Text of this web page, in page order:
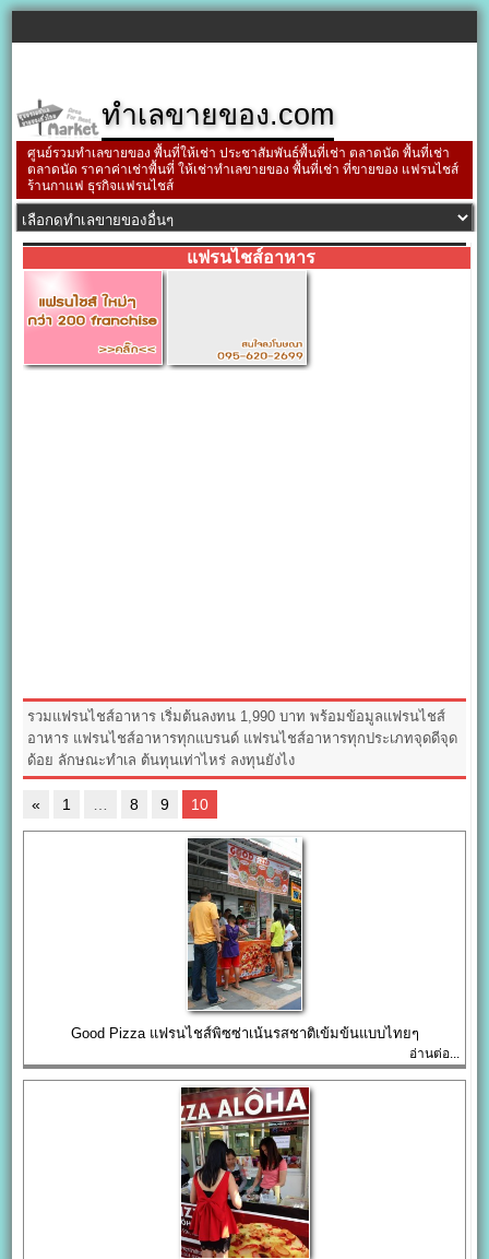
ทำเลขายของ.com
ศูนย์รวมทำเลขายของ พื้นที่ให้เช่า ประชาสัมพันธ์พื้นที่เช่า ตลาดนัด พื้นที่เช่า
ตลาดนัด ราคาค่าเช่าพื้นที่ ให้เช่าทำเลขายของ พื้นที่เช่า ที่ขายของ แฟรนไชส์
ร้านกาแฟ ธุรกิจแฟรนไชส์
แฟรนไชส์อาหาร
รวมแฟรนไชส์อาหาร เริ่มต้นลงทน 1,990 บาท พร้อมข้อมูลแฟรนไชส์
อาหาร แฟรนไชส์อาหารทุกแบรนด์ แฟรนไชส์อาหารทุกประเภทจุดดีจุด
ด้อย ลักษณะทำเล ต้นทุนเท่าไหร่ ลงทุนยังไง
« 1 8 9 10
Good Pizza แฟรนไชส์พิซซ่าเน้นรสชาติเข้มข้นแบบไทยๆ
อ่านต่อ...